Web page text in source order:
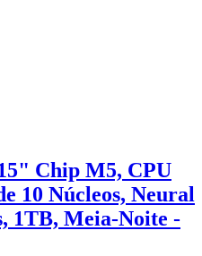
Chip M5, CPU
10 Núcleos, Neural
1TB, Meia-Noite -